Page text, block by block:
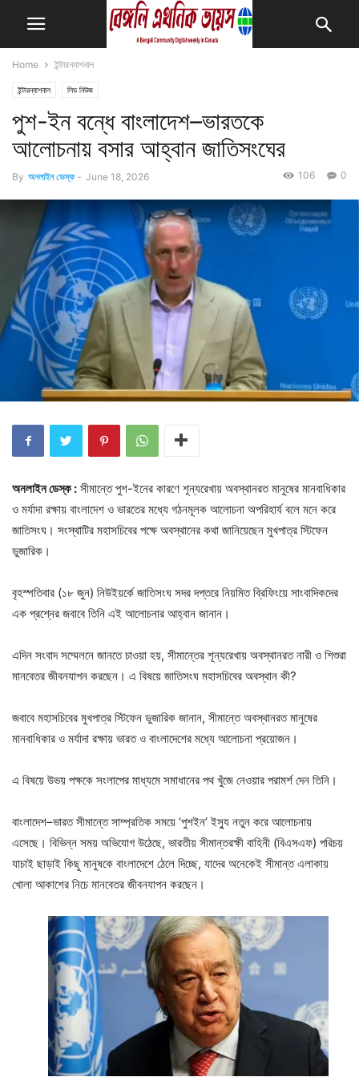
Home ইন্টারন্যাশনাল
ইন্টারন্যাশনাল লিড নিউজ
পুশ-ইন বন্ধে বাংলাদেশ–ভারতকে
আলোচনায় বসার আহ্বান জাতিসংঘের
By অনলাইন ডেস্ক - June 18, 2026 0
106
অনলাইন ডেস্ক : সীমান্তে পুশ-ইনের কারণে শূন্যরেখায় অবস্থানরত মানুষের মানবাধিকার
ও মর্যাদা রক্ষায় বাংলাদেশ ও ভারতের মধ্যে গঠনমূলক আলোচনা অপরিহার্য বলে মনে করে
জাতিসংঘ। সংস্থাটির মহাসচিবের পক্ষে অবস্থানের কথা জানিয়েছেন মুখপাত্র স্টিফেন
ডুজারিক।
বৃহস্পতিবার (১৮ জুন) নিউইয়র্কে জাতিসংঘ সদর দপ্তরে নিয়মিত ব্রিফিংয়ে সাংবাদিকদের
এক প্রশ্নের জবাবে তিনি এই আলোচনার আহ্বান জানান।
এদিন সংবাদ সম্মেলনে জানতে চাওয়া হয়, সীমান্তের শূন্যরেখায় অবস্থানরত নারী ও শিশুরা
মানবেতর জীবনযাপন করছেন। এ বিষয়ে জাতিসংঘ মহাসচিবের অবস্থান কী?
জবাবে মহাসচিবের মুখপাত্র স্টিফেন ডুজারিক জানান, সীমান্তে অবস্থানরত মানুষের
মানবাধিকার ও মর্যাদা রক্ষায় ভারত ও বাংলাদেশের মধ্যে আলোচনা প্রয়োজন।
এ বিষয়ে উভয় পক্ষকে সংলাপের মাধ্যমে সমাধানের পথ খুঁজে নেওয়ার পরামর্শ দেন তিনি।
বাংলাদেশ–ভারত সীমান্তে সাম্প্রতিক সময়ে ‘পুশইন’ ইস্যু নতুন করে আলোচনায়
এসেছে। বিভিন্ন সময় অভিযোগ উঠেছে, ভারতীয় সীমান্তরক্ষী বাহিনী (বিএসএফ) পরিচয়
যাচাই ছাড়াই কিছু মানুষকে বাংলাদেশে ঠেলে দিচ্ছে, যাদের অনেকেই সীমান্ত এলাকায়
খোলা আকাশের নিচে মানবেতর জীবনযাপন করছেন।